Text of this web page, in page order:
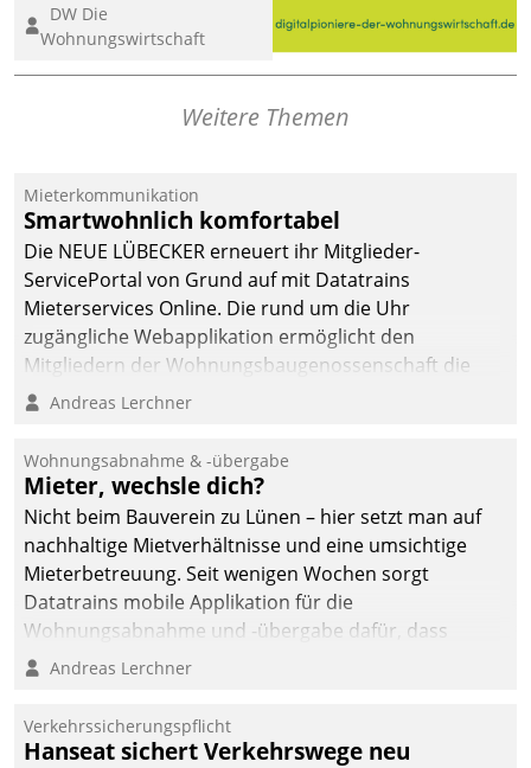
eine digitale Zukunft zu
finden, ist das Ziel des
Awards „Digitalpioniere
Wohnungswirtschaft“.
dafür ein Team
bestehend aus
Wohnungsunternehmen
und PropTech.
DW Die
Wohnungswirtschaft
Weitere Themen
Mieterkommunikation
Smartwohnlich komfortabel
Die NEUE LÜBECKER erneuert ihr Mitglieder-
ServicePortal von Grund auf mit Datatrains
Mieterservices Online. Die rund um die Uhr
zugängliche Webapplikation ermöglicht den
Mitgliedern der Wohnungs­bau­genossenschaft die
Kontaktaufnahme per Smartphone, Tablet oder PC.
Andreas Lerchner
Wohnungsabnahme & -übergabe
Mieter, wechsle dich?
Nicht beim Bauverein zu Lünen – hier setzt man auf
nachhaltige Mietverhältnisse und eine umsichtige
Mieterbetreuung. Seit wenigen Wochen sorgt
Datatrains mobile Applikation für die
Wohnungsabnahme und -übergabe dafür, dass
Mieter wohlgeordnet kommen und, so es sein muss,
Andreas Lerchner
Verkehrssicherungspflicht
Hanseat sichert Verkehrswege neu